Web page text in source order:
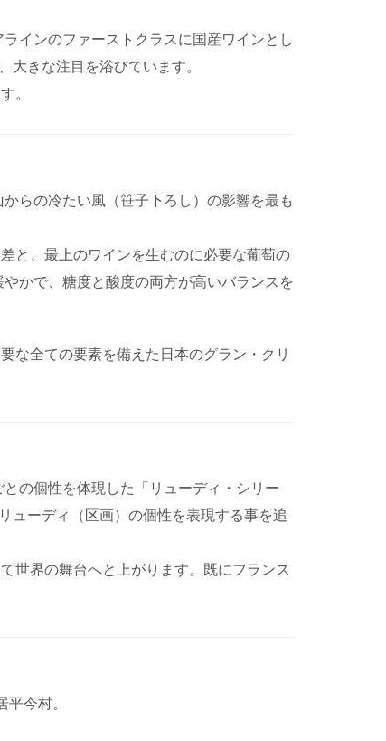
インのファーストクラスに国産ワインとし
きな注目を浴びています。
。
らの冷たい風（笹子下ろし）の影響を最も
と、最上のワインを生むのに必要な葡萄の
かで、糖度と酸度の両方が高いバランスを
な全ての要素を備えた日本のグラン・クリ
の個性を体現した「リューディ・シリー
ューディ（区画）の個性を表現する事を追
世界の舞台へと上がります。既にフランス
今村。